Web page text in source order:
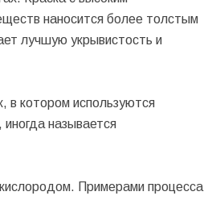
наносится более толстым
лучшую укрывистость и
в котором используются
называется
Примерами процесса